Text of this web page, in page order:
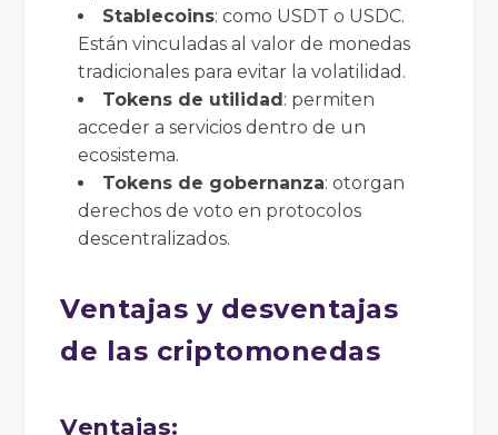
Stablecoins: como USDT o USDC.
Están vinculadas al valor de monedas
tradicionales para evitar la volatilidad.
Tokens de utilidad: permiten
acceder a servicios dentro de un
ecosistema.
Tokens de gobernanza: otorgan
derechos de voto en protocolos
descentralizados.
Ventajas y desventajas
de las criptomonedas
Ventajas: